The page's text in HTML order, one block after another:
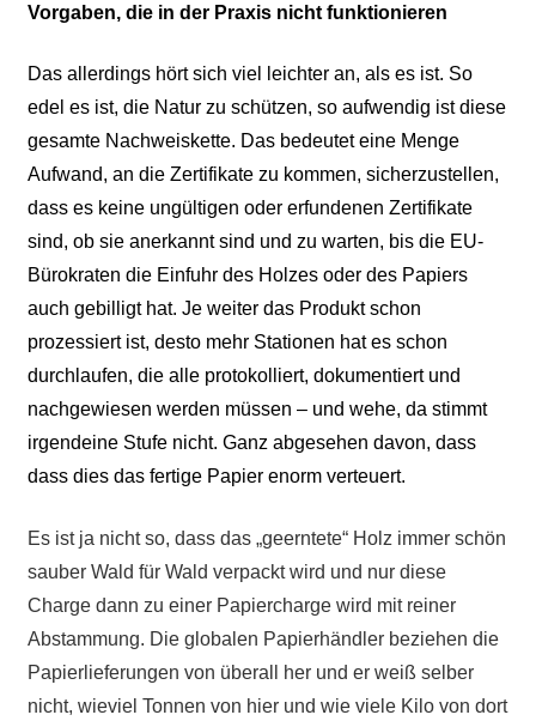
Vorgaben, die in der Praxis nicht funktionieren
Das allerdings hört sich viel leichter an, als es ist. So
edel es ist, die Natur zu schützen, so aufwendig ist diese
gesamte Nachweiskette. Das bedeutet eine Menge
Aufwand, an die Zertifikate zu kommen, sicherzustellen,
dass es keine ungültigen oder erfundenen Zertifikate
sind, ob sie anerkannt sind und zu warten, bis die EU-
Bürokraten die Einfuhr des Holzes oder des Papiers
auch gebilligt hat. Je weiter das Produkt schon
prozessiert ist, desto mehr Stationen hat es schon
durchlaufen, die alle protokolliert, dokumentiert und
nachgewiesen werden müssen – und wehe, da stimmt
irgendeine Stufe nicht. Ganz abgesehen davon, dass
dass dies das fertige Papier enorm verteuert.
Es ist ja nicht so, dass das „geerntete“ Holz immer schön
sauber Wald für Wald verpackt wird und nur diese
Charge dann zu einer Papiercharge wird mit reiner
Abstammung. Die globalen Papierhändler beziehen die
Papierlieferungen von überall her und er weiß selber
nicht, wieviel Tonnen von hier und wie viele Kilo von dort